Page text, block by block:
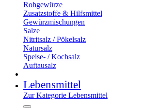
Rohgewürze
Zusatzstoffe & Hilfsmittel
Gewürzmischungen
Salze
Nitritsalz / Pökelsalz
Natursalz
Speise- / Kochsalz
Auftausalz
Lebensmittel
Zur Kategorie Lebensmittel